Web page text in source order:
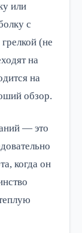
или
с
(не
на
на
обзор.
— это
когда он